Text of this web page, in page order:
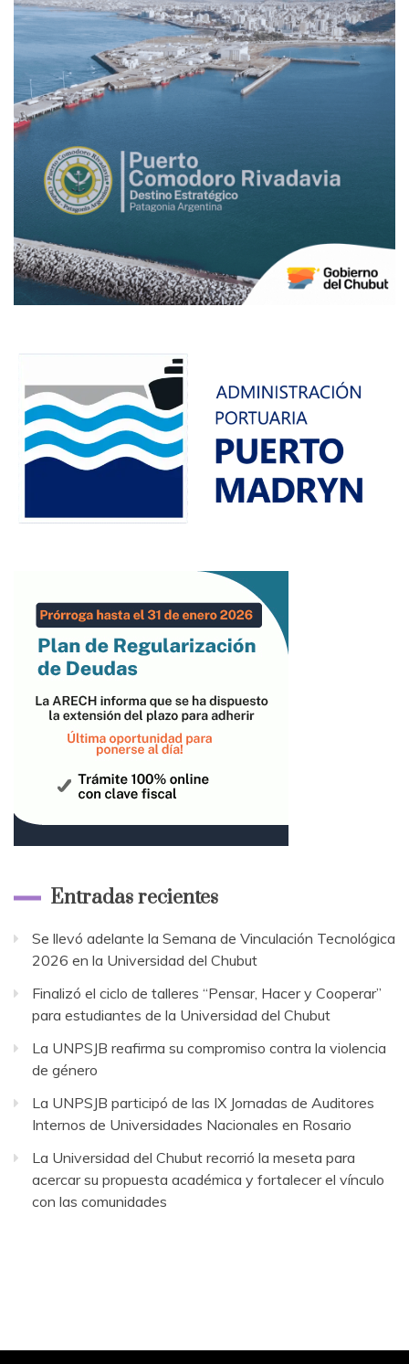
Entradas recientes
Se llevó adelante la Semana de Vinculación Tecnológica
2026 en la Universidad del Chubut
Finalizó el ciclo de talleres “Pensar, Hacer y Cooperar”
para estudiantes de la Universidad del Chubut
La UNPSJB reafirma su compromiso contra la violencia
de género
La UNPSJB participó de las IX Jornadas de Auditores
Internos de Universidades Nacionales en Rosario
La Universidad del Chubut recorrió la meseta para
acercar su propuesta académica y fortalecer el vínculo
con las comunidades